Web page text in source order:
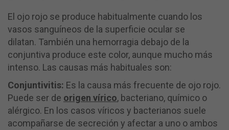
El ojo rojo se produce habitualmente cuando los
vasos sanguíneos de la superficie ocular se
dilatan. También una hemorragia debajo de la
conjuntiva produce este color, aunque mucho más
intenso. Las causas más habituales son:
Conjuntivitis: Es la causa más frecuente de ojo rojo.
Puede ser de origen vírico, bacteriano, químico o
alérgico. En los casos víricos y bacterianos suele
acompañarse de secreción y afectar a uno o ambos